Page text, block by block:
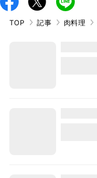
TOP 記事 肉料理